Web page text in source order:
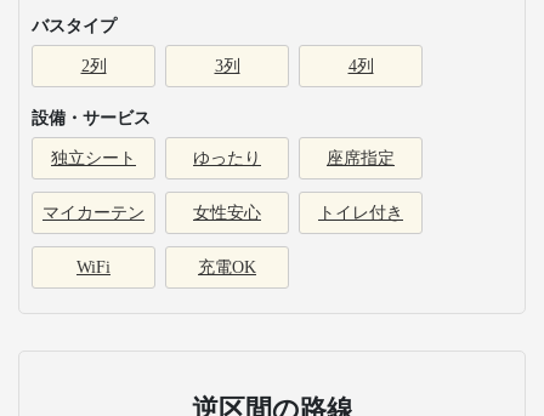
バスタイプ
2列 3列 4列
設備・サービス
独立シート ゆったり 座席指定
マイカーテン 女性安心 トイレ付き
WiFi 充電OK
逆区間の路線